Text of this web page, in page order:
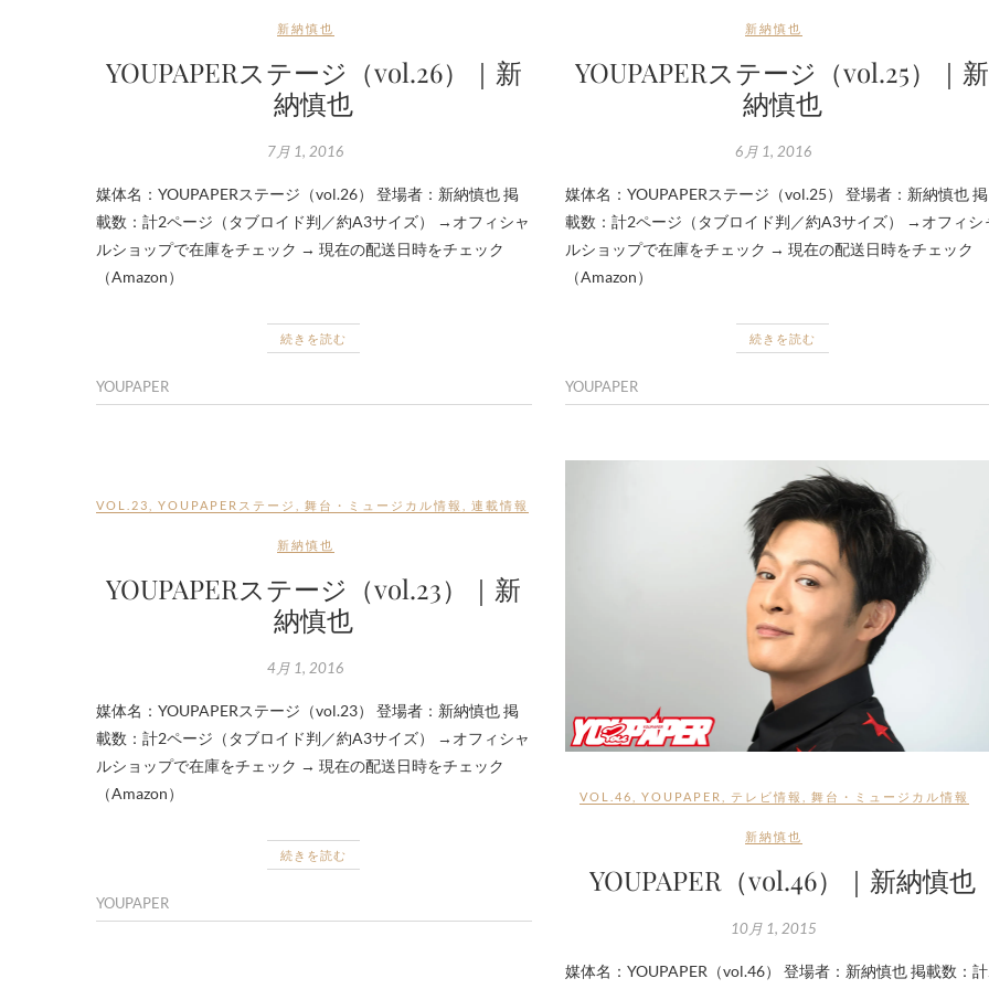
新納慎也
YOUPAPERステージ（vol.26）｜新
納慎也
7月 1, 2016
媒体名：YOUPAPERステージ（vol.26） 登場者：新納慎也 掲
載数：計2ページ（タブロイド判／約A3サイズ） →オフィシャ
ルショップで在庫をチェック → 現在の配送日時をチェック
（Amazon）
続きを読む
YOUPAPER
新納慎也
YOUPAPERステージ（vol.25）｜新
納慎也
6月 1, 2016
媒体名：YOUPAPERステージ（vol.25） 登場者：新納慎也 掲
載数：計2ページ（タブロイド判／約A3サイズ） →オフィシ
ルショップで在庫をチェック → 現在の配送日時をチェック
（Amazon）
続きを読む
YOUPAPER
VOL.23 YOUPAPERステージ 舞台・ミュージカル情報 連載情報
新納慎也
YOUPAPERステージ（vol.23）｜新
納慎也
4月 1, 2016
媒体名：YOUPAPERステージ（vol.23） 登場者：新納慎也 掲
載数：計2ページ（タブロイド判／約A3サイズ） →オフィシャ
ルショップで在庫をチェック → 現在の配送日時をチェック
（Amazon）
続きを読む
YOUPAPER
VOL.46 YOUPAPER テレビ情報 舞台・ミュージカル情報
新納慎也
YOUPAPER（vol.46）｜新納慎也
10月 1, 2015
媒体名：YOUPAPER（vol.46） 登場者：新納慎也 掲載数：